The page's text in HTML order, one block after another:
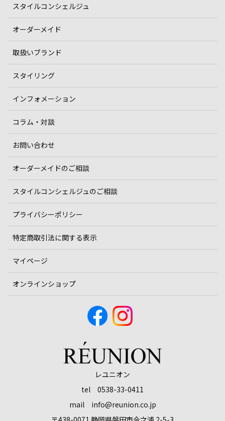
スタイルコンシェルジュ
オーダーメイド
取扱いブランド
スタイリング
インフォメーション
コラム・対談
お問い合わせ
オーダーメイドのご相談
スタイルコンシェルジュのご相談
プライバシーポリシー
特定商取引法に関する表示
マイページ
オンラインショップ
レユニオン
tel 0538-33-0411
mail info@reunion.co.jp